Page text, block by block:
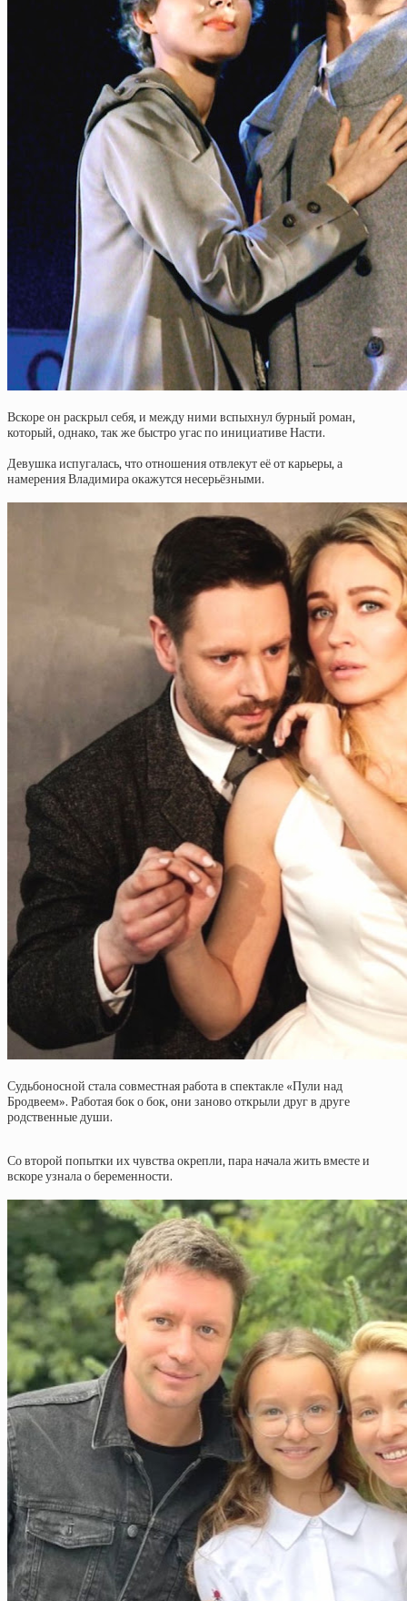
Вскоре он раскрыл себя, и между ними вспыхнул бурный роман,
который, однако, так же быстро угас по инициативе Насти.
Девушка испугалась, что отношения отвлекут её от карьеры, а
намерения Владимира окажутся несерьёзными.
Судьбоносной стала совместная работа в спектакле «Пули над
Бродвеем». Работая бок о бок, они заново открыли друг в друге
родственные души.
Со второй попытки их чувства окрепли, пара начала жить вместе и
вскоре узнала о беременности.